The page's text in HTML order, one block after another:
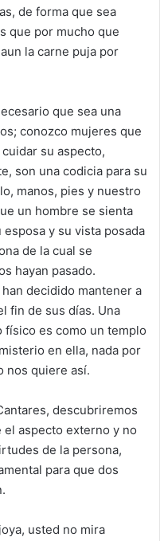
de forma que sea
que por mucho que
la carne puja por
que sea una
conozco mujeres que
su aspecto,
son una codicia para su
manos, pies y nuestro
un hombre se sienta
y su vista posada
de la cual se
hayan pasado.
decidido mantener a
fin de sus días. Una
físico es como un templo
en ella, nada por
nos quiere así.
descubriremos
aspecto externo y no
de la persona,
para que dos
usted no mira